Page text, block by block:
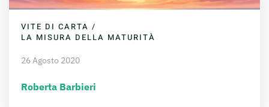
VITE DI CARTA /
LA MISURA DELLA MATURITÀ
26 Agosto 2020
Roberta Barbieri